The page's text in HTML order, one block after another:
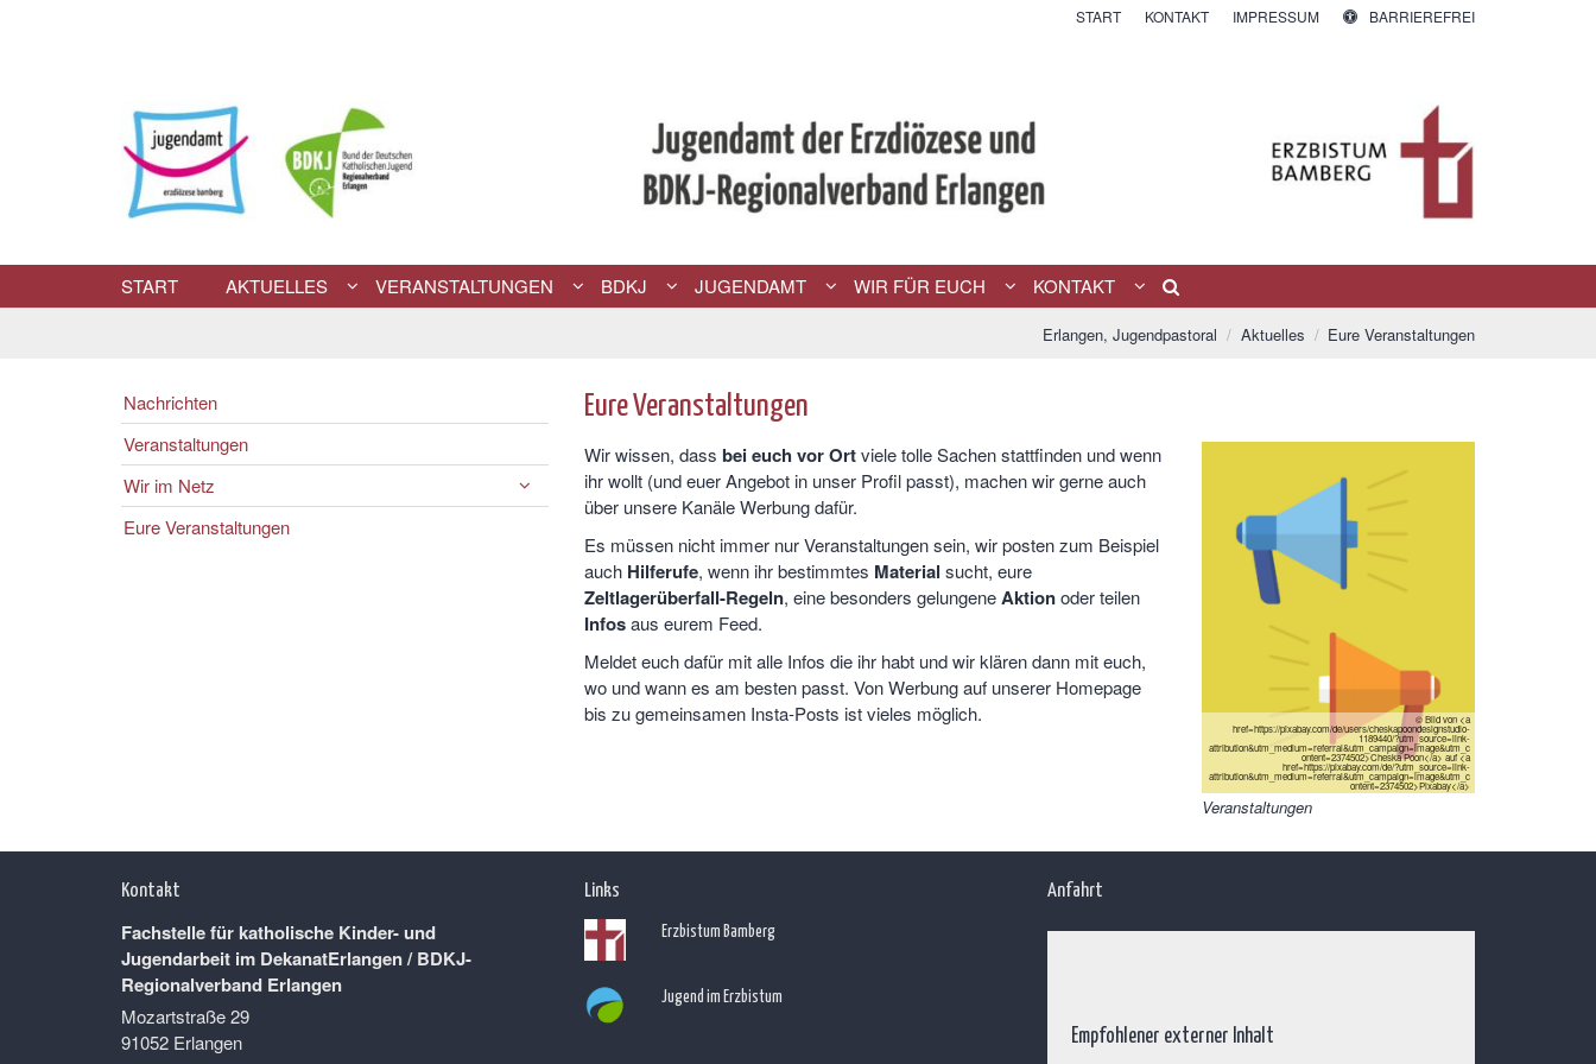
START KONTAKT IMPRESSUM BARRIEREFREI
START AKTUELLES VERANSTALTUNGEN BDKJ JUGENDAMT WIR FÜR EUCH KONTAKT
Erlangen, Jugendpastoral Aktuelles Eure Veranstaltungen
Eure Veranstaltungen
© Bild von <a
href=https://pixabay.com/de/users/cheskapoondesignstudio-
1189440/?utm_source=link-
attribution&utm_medium=referral&utm_campaign=image&utm_c
ontent=2374502>Cheska Poon</a> auf <a
href=https://pixabay.com/de/?utm_source=link-
attribution&utm_medium=referral&utm_campaign=image&utm_c
ontent=2374502>Pixabay</a>
Veranstaltungen
Wir wissen, dass bei euch vor Ortviele tolle Sachen stattfinden und wenn
ihr wollt (und euer Angebot in unser Profil passt), machen wir gerne auch
über unsere Kanäle Werbung dafür.
Es müssen nicht immer nur Veranstaltungen sein, wir posten zum Beispiel
auch Hilferufe, wenn ihr bestimmtes Material sucht, eure
Zeltlagerüberfall-Regeln, eine besonders gelungeneAktionoder teilen
Infosaus eurem Feed.
Meldet euch dafür mit alle Infos die ihr habt und wir klären dann mit euch,
wo und wann es am besten passt. Von Werbung auf unserer Homepage
bis zu gemeinsamen Insta-Posts ist vieles möglich.
Nachrichten
Veranstaltungen
Wir im Netz
Eure Veranstaltungen
Kontakt
Fachstelle für katholische Kinder- und
Jugendarbeit im DekanatErlangen / BDKJ-
Regionalverband Erlangen
Mozartstraße 29
91052 Erlangen
Links
Erzbistum Bamberg
Jugend im Erzbistum
Anfahrt
Empfohlener externer Inhalt